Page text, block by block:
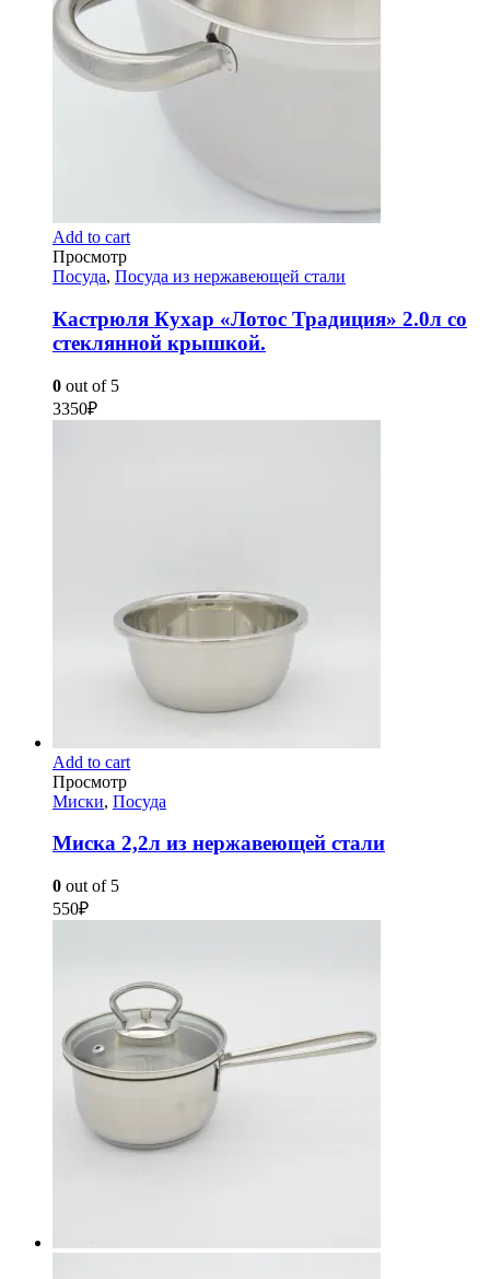
Add to cart
Просмотр
Посуда, Посуда из нержавеющей стали
Кастрюля Кухар «Лотос Традиция» 2.0л со
стеклянной крышкой.
0 out of 5
3350₽
Add to cart
Просмотр
Миски, Посуда
Миска 2,2л из нержавеющей стали
0 out of 5
550₽